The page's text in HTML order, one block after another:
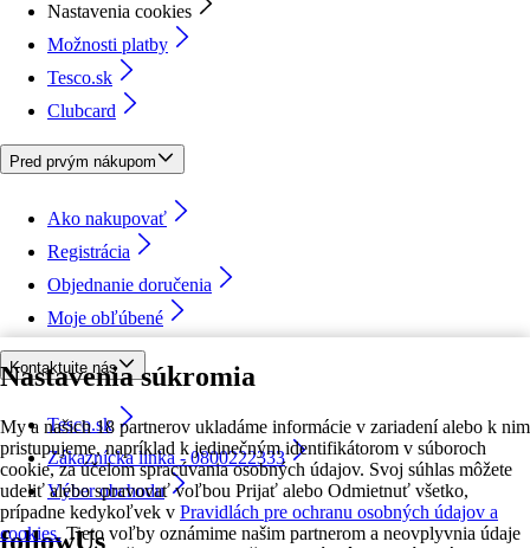
Nastavenia súkromia
My a našich 18 partnerov ukladáme informácie v zariadení alebo k nim
pristupujeme, napríklad k jedinečným identifikátorom v súboroch
cookie, za účelom spracúvania osobných údajov. Svoj súhlas môžete
udeliť alebo spravovať voľbou Prijať alebo Odmietnuť všetko,
prípadne kedykoľvek v Pravidlách pre ochranu osobných údajov a
cookies. Tieto voľby oznámime našim partnerom a neovplyvnia údaje
Nastavenia cookies
Možnosti platby
Tesco.sk
Clubcard
Pred prvým nákupom
Ako nakupovať
Registrácia
Objednanie doručenia
Moje obľúbené
Kontaktujte nás
Tesco.sk
Zákaznícka linka - 0800222333
Výber obchodu
followUs